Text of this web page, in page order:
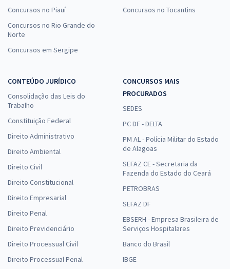
Concursos no Piauí
Concursos no Rio Grande do
Norte
Concursos em Sergipe
Concursos no Tocantins
CONTEÚDO JURÍDICO
Consolidação das Leis do
Trabalho
Constituição Federal
Direito Administrativo
Direito Ambiental
Direito Civil
Direito Constitucional
Direito Empresarial
Direito Penal
Direito Previdenciário
Direito Processual Civil
Direito Processual Penal
CONCURSOS MAIS
PROCURADOS
SEDES
PC DF - DELTA
PM AL - Polícia Militar do Estado
de Alagoas
SEFAZ CE - Secretaria da
Fazenda do Estado do Ceará
PETROBRAS
SEFAZ DF
EBSERH - Empresa Brasileira de
Serviços Hospitalares
Banco do Brasil
IBGE